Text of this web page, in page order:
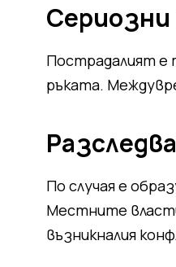
Сериозни
Пострадалият е
ръката.
По случая е
Местните
възникналия